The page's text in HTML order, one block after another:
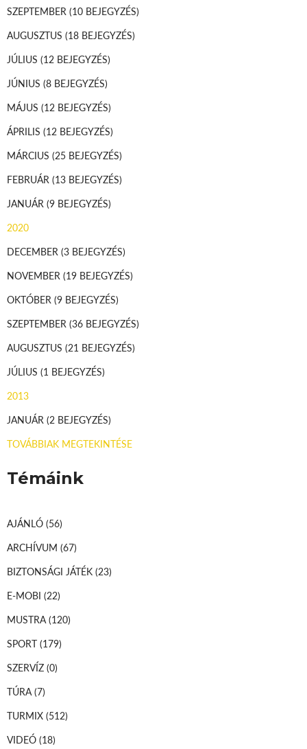
SZEPTEMBER (10 BEJEGYZÉS)
AUGUSZTUS (18 BEJEGYZÉS)
JÚLIUS (12 BEJEGYZÉS)
JÚNIUS (8 BEJEGYZÉS)
MÁJUS (12 BEJEGYZÉS)
ÁPRILIS (12 BEJEGYZÉS)
MÁRCIUS (25 BEJEGYZÉS)
FEBRUÁR (13 BEJEGYZÉS)
JANUÁR (9 BEJEGYZÉS)
2020
DECEMBER (3 BEJEGYZÉS)
NOVEMBER (19 BEJEGYZÉS)
OKTÓBER (9 BEJEGYZÉS)
SZEPTEMBER (36 BEJEGYZÉS)
AUGUSZTUS (21 BEJEGYZÉS)
JÚLIUS (1 BEJEGYZÉS)
2013
JANUÁR (2 BEJEGYZÉS)
TOVÁBBIAK MEGTEKINTÉSE
Témáink
AJÁNLÓ (56)
ARCHÍVUM (67)
BIZTONSÁGI JÁTÉK (23)
E-MOBI (22)
MUSTRA (120)
SPORT (179)
SZERVÍZ (0)
TÚRA (7)
TURMIX (512)
VIDEÓ (18)